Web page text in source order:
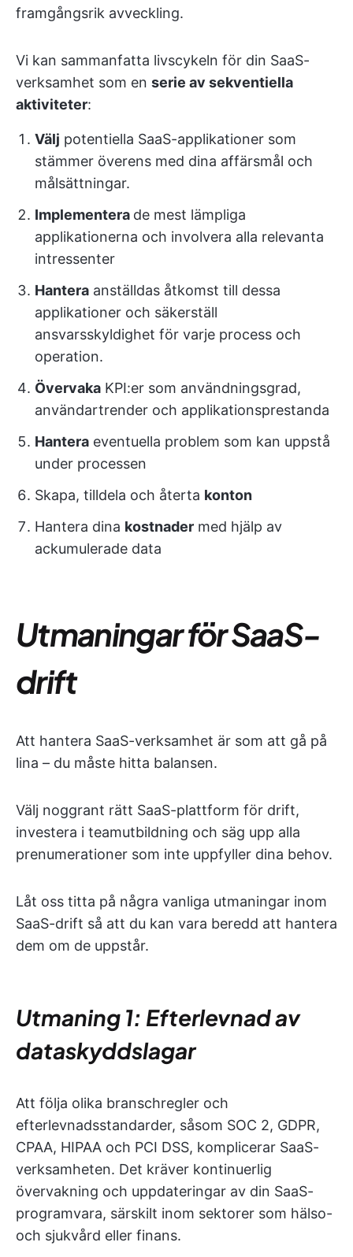
framgångsrik avveckling.
Vi kan sammanfatta livscykeln för din SaaS-
verksamhet som en serie av sekventiella
aktiviteter:
Välj potentiella SaaS-applikationer som
stämmer överens med dina affärsmål och
målsättningar.
Implementera de mest lämpliga
applikationerna och involvera alla relevanta
intressenter
Hantera anställdas åtkomst till dessa
applikationer och säkerställ
ansvarsskyldighet för varje process och
operation.
Övervaka KPI:er som användningsgrad,
användartrender och applikationsprestanda
Hantera eventuella problem som kan uppstå
under processen
Skapa, tilldela och återta konton
Hantera dina kostnader med hjälp av
ackumulerade data
Utmaningar för SaaS-
drift
Att hantera SaaS-verksamhet är som att gå på
lina – du måste hitta balansen.
Välj noggrant rätt SaaS-plattform för drift,
investera i teamutbildning och säg upp alla
prenumerationer som inte uppfyller dina behov.
Låt oss titta på några vanliga utmaningar inom
SaaS-drift så att du kan vara beredd att hantera
dem om de uppstår.
Utmaning 1: Efterlevnad av
dataskyddslagar
Att följa olika branschregler och
efterlevnadsstandarder, såsom SOC 2, GDPR,
CPAA, HIPAA och PCI DSS, komplicerar SaaS-
verksamheten. Det kräver kontinuerlig
övervakning och uppdateringar av din SaaS-
programvara, särskilt inom sektorer som hälso-
och sjukvård eller finans.